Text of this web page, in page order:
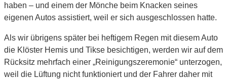
haben – und einem der Mönche beim Knacken seines
eigenen Autos assistiert, weil er sich ausgeschlossen hatte.
Als wir übrigens später bei heftigem Regen mit diesem Auto
die Klöster Hemis und Tikse besichtigen, werden wir auf dem
Rücksitz mehrfach einer „Reinigungszeremonie“ unterzogen,
weil die Lüftung nicht funktioniert und der Fahrer daher mit